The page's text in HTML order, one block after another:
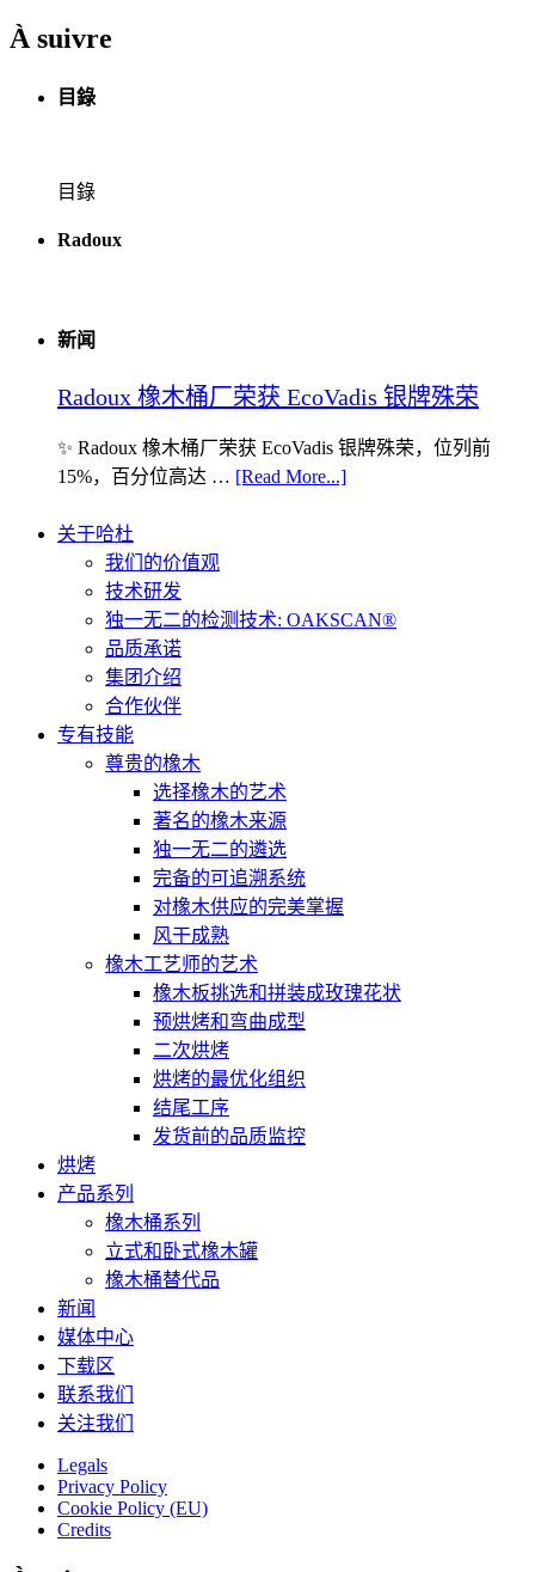
À suivre
目錄
目錄
Radoux
新闻
Radoux 橡木桶厂荣获 EcoVadis 银牌殊荣
✨ Radoux 橡木桶厂荣获 EcoVadis 银牌殊荣，位列前
15%，百分位高达 … [Read More...]
关于哈杜
我们的价值观
技术研发
独一无二的检测技术: OAKSCAN®
品质承诺
集团介绍
合作伙伴
专有技能
尊贵的橡木
选择橡木的艺术
著名的橡木来源
独一无二的遴选
完备的可追溯系统
对橡木供应的完美掌握
风干成熟
橡木工艺师的艺术
橡木板挑选和拼装成玫瑰花状
预烘烤和弯曲成型
二次烘烤
烘烤的最优化组织
结尾工序
发货前的品质监控
烘烤
产品系列
橡木桶系列
立式和卧式橡木罐
橡木桶替代品
新闻
媒体中心
下载区
联系我们
关注我们
Legals
Privacy Policy
Cookie Policy (EU)
Credits